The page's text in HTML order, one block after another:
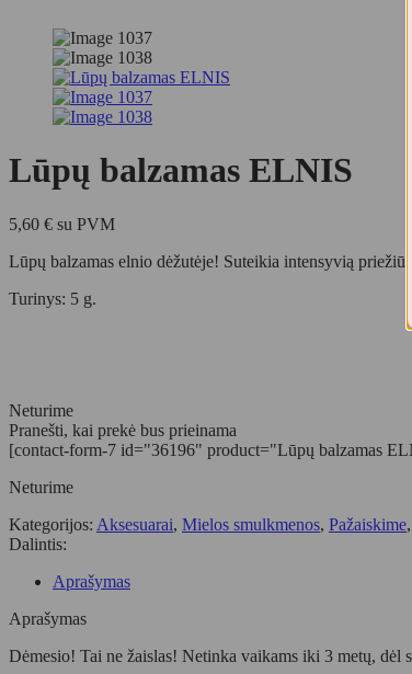
Lūpų balzamas ELNIS
5,60 € su PVM
Lūpų balzamas elnio dėžutėje! Suteikia intensyvią
Turinys: 5 g.
Neturime
Pranešti, kai prekė bus prieinama
[contact-form-7 id="36196" product="Lūpų balzamas
Neturime
Kategorijos: Aksesuarai, Mielos smulkmenos, Pažaiskime,
Dalintis:
Aprašymas
Aprašymas
Dėmesio! Tai ne žaislas! Netinka vaikams iki 3 metų, dėl